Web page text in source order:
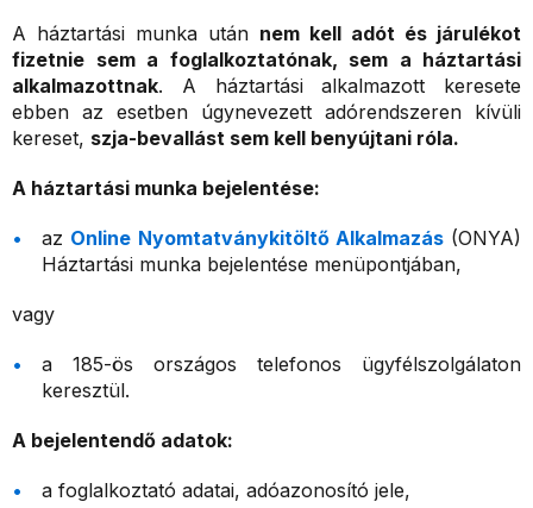
A háztartási munka után nem kell adót és járulékot
fizetnie sem a foglalkoztatónak, sem a háztartási
alkalmazottnak. A háztartási alkalmazott keresete
ebben az esetben úgynevezett adórendszeren kívüli
kereset, szja-bevallást sem kell benyújtani róla.
A háztartási munka bejelentése:
az Online Nyomtatványkitöltő Alkalmazás(ONYA)
Háztartási munka bejelentése menüpontjában,
vagy
a 185-ös országos telefonos ügyfélszolgálaton
keresztül.
A bejelentendő adatok:
a foglalkoztató adatai, adóazonosító jele,